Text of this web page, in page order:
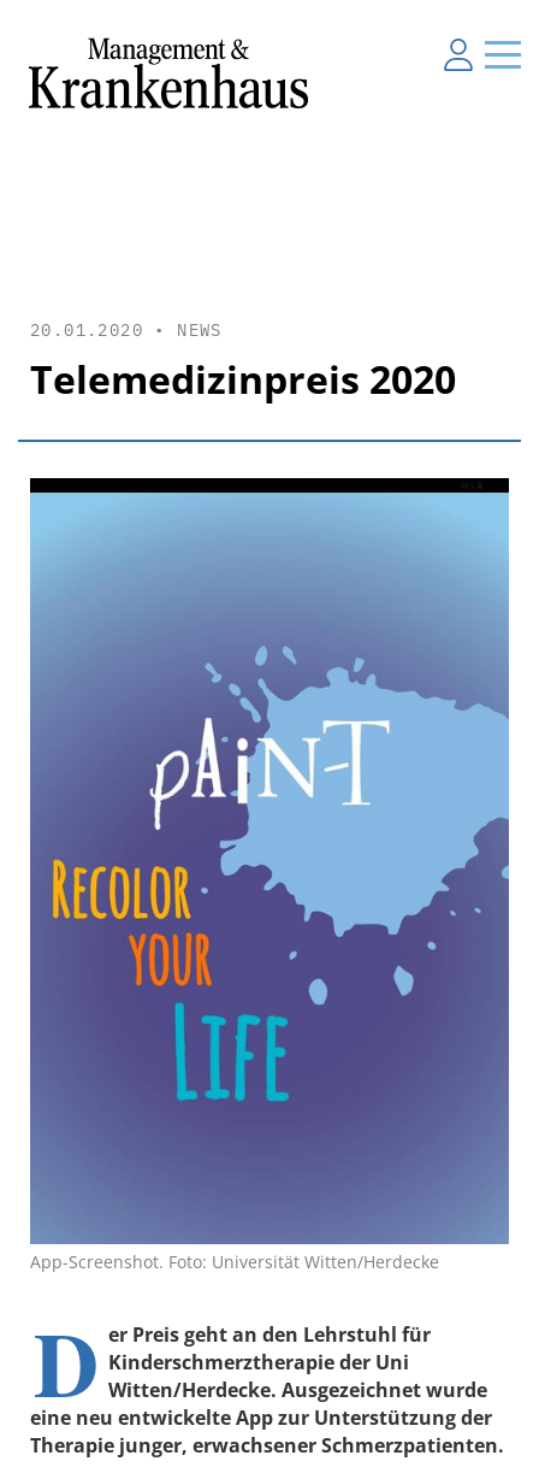
20.01.2020 • NEWS
Telemedizinpreis 2020
App-Screenshot. Foto: Universität Witten/Herdecke
D er Preis geht an den Lehrstuhl für
Kinderschmerztherapie der Uni
Witten/Herdecke. Ausgezeichnet wurde
eine neu entwickelte App zur Unterstützung der
Therapie junger, erwachsener Schmerzpatienten.